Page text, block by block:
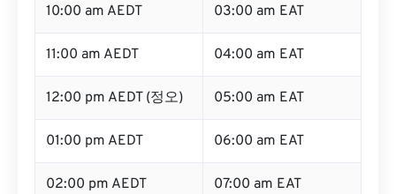
10:00 am AEDT 03:00 am EAT
11:00 am AEDT 04:00 am EAT
12:00 pm AEDT (정오) 05:00 am EAT
01:00 pm AEDT 06:00 am EAT
02:00 pm AEDT 07:00 am EAT